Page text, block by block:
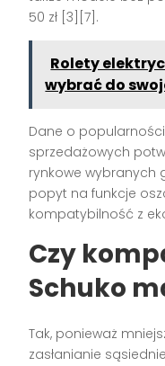
50 zł [3][7].
Rolety
wybrać do
Dane o
sprzedażowych
rynkowe wybranych
popyt na funkcje
kompatybilność z
Czy
Schuko
Tak, ponieważ
zasłanianie